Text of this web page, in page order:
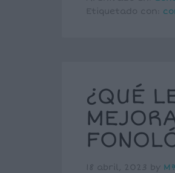
Etiquetado con:
¿QUÉ
18 abril, 2023 by